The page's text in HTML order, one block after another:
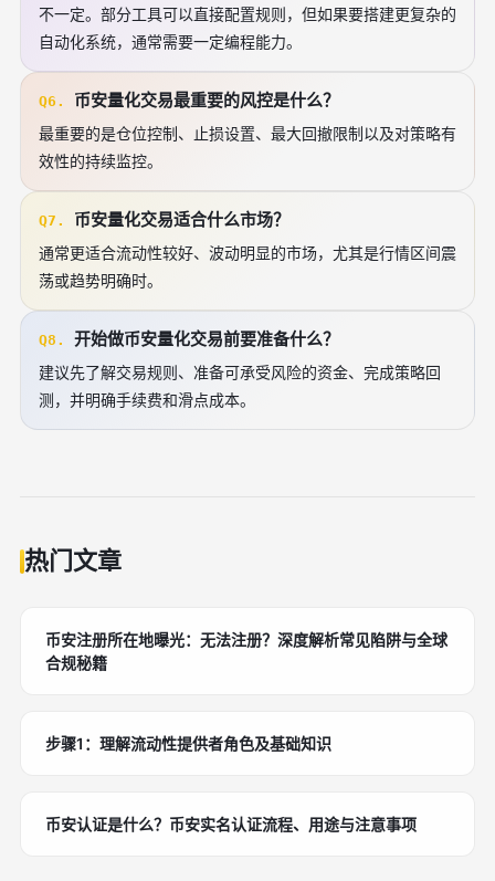
不一定。部分工具可以直接配置规则，但如果要搭建更复杂的
自动化系统，通常需要一定编程能力。
Q6. 币安量化交易最重要的风控是什么？
最重要的是仓位控制、止损设置、最大回撤限制以及对策略有
效性的持续监控。
Q7. 币安量化交易适合什么市场？
通常更适合流动性较好、波动明显的市场，尤其是行情区间震
荡或趋势明确时。
Q8. 开始做币安量化交易前要准备什么？
建议先了解交易规则、准备可承受风险的资金、完成策略回
测，并明确手续费和滑点成本。
热门文章
币安注册所在地曝光：无法注册？深度解析常见陷阱与全球
合规秘籍
步骤1：理解流动性提供者角色及基础知识
币安认证是什么？币安实名认证流程、用途与注意事项